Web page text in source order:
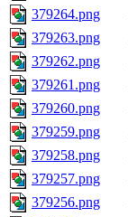
379264.png
379263.png
379262.png
379261.png
379260.png
379259.png
379258.png
379257.png
379256.png